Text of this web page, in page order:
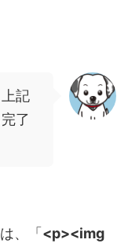
記
了
、「<p><img